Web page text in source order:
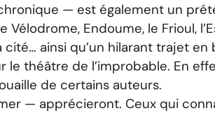
— est également un
Endoume, le Frioul,
ainsi qu’un hilarant trajet en
théâtre de l’improbable. En
de certains auteurs.
— apprécieront. Ceux qui